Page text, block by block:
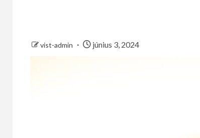
vist-admin június 3, 2024